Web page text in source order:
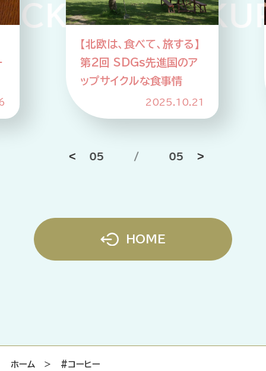
【北欧は、食べて、旅する】
第2回 SDGs先進国のア
ップサイクルな食事情
2025.10.21
05 / 05
HOME
ホーム＞ #コーヒー